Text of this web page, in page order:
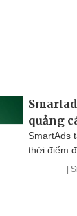
quảng
SmartAds
thời điểm
|